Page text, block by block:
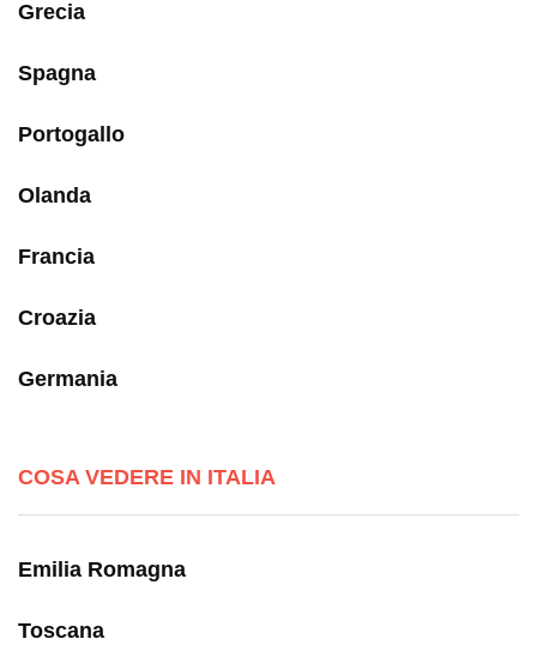
Grecia
Spagna
Portogallo
Olanda
Francia
Croazia
Germania
COSA VEDERE IN ITALIA
Emilia Romagna
Toscana